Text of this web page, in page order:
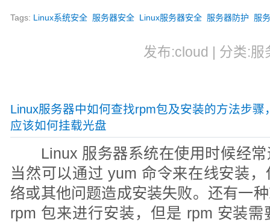
Tags: Linux系统安全 服务器安全 Linux服务器安全 服务器防护 服
发布:cloud | 分类:服
Linux服务器中如何查找rpm包及安装的方法步骤
应该如何挂载光盘
Linux 服务器系统在使用时候经
当然可以通过 yum 命令来在线安装
络或其他问题造成安装失败。还有一
rpm 包来进行安装，但是 rpm 安装